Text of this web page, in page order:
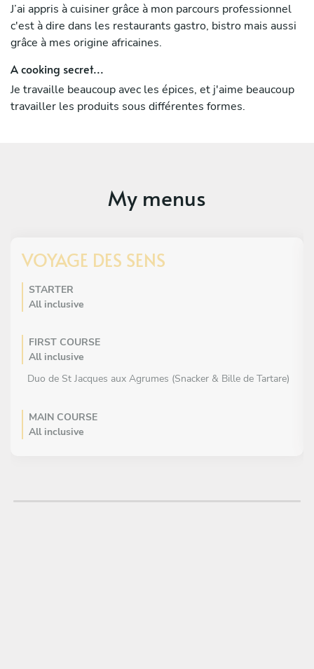
J’ai appris à cuisiner grâce à mon parcours professionnel
c'est à dire dans les restaurants gastro, bistro mais aussi
grâce à mes origine africaines.
A cooking secret...
Je travaille beaucoup avec les épices, et j'aime beaucoup
travailler les produits sous différentes formes.
My menus
VOYAGE DES SENS
STARTER
All inclusive
FIRST COURSE
All inclusive
Duo de St Jacques aux Agrumes (Snacker & Bille de Tartare)
MAIN COURSE
All inclusive
All inclusive